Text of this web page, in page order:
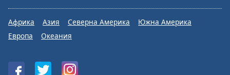
Африка Азия Северна Америка
Южна Америка
Европа
Океания